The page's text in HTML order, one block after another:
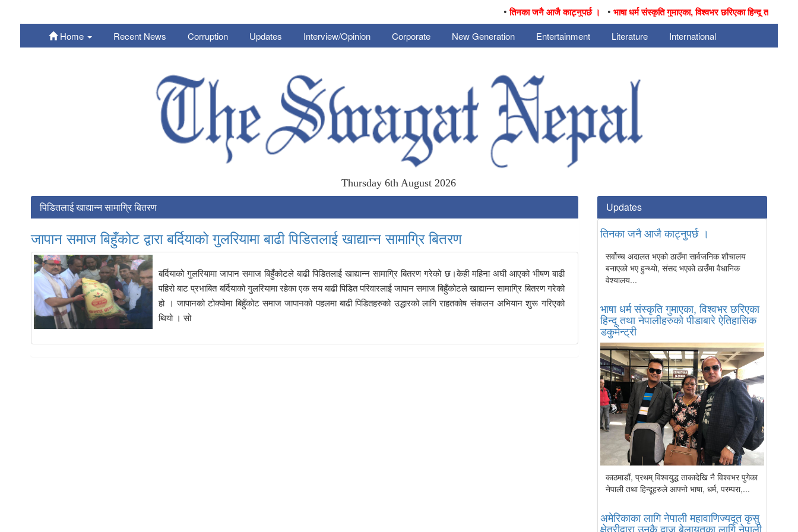
तिनका जनै आजै काट्नुपर्छ । • भाषा धर्म संस्कृति गुमाएका, विश्वभर छरिएका हिन्दू तथा
Home Recent News Corruption Updates Interview/Opinion Corporate New Generation Entertainment Literature
International
Thursday 6th August 2026
पिडितलाई खाद्यान्न सामाग्रि बितरण
जापान समाज बिहुँकोट द्वारा बर्दियाको गुलरियामा बाढी पिडितलाई खाद्यान्न सामाग्रि बितरण
बर्दियाको गुलरियामा जापान समाज बिहुँकोटले बाढी पिडितलाई खाद्यान्न सामाग्रि बितरण गरेको छ।केही महिना अघी आएको भीषण बाढी
पहिरो बाट प्रभाबित बर्दियाको गुलरियामा रहेका एक सय बाढी पिडित परिवारलाई जापान समाज बिहुँकोटले खाद्यान्न सामाग्रि बितरण गरेको
हो । जापानको टोक्योमा बिहुँकोट समाज जापानको पहलमा बाढी पिडितहरुको उद्धारको लागि राहतकोष संकलन अभियान शुरू गरिएको
थियो । सो
Updates
तिनका जनै आजै काट्नुपर्छ ।
सर्वोच्च अदालत भएको ठाउँमा सार्वजनिक शौचालय
बनाएको भए हुन्थ्यो, संसद भएको ठाउँमा वैधानिक
वेश्यालय...
भाषा धर्म संस्कृति गुमाएका, विश्वभर छरिएका
हिन्दू तथा नेपालीहरुको पीडाबारे ऐतिहासिक
डकुमेन्ट्री
काठमाडौं, प्रथम् विश्वयुद्ध ताकादेखि नै विश्वभर पुगेका
नेपाली तथा हिन्दूहरुले आफ्नो भाषा, धर्म, परम्परा,...
अमेरिकाका लागि नेपाली महावाणिज्यदूत कृसु
क्षेत्रीद्वारा उनकै दाजु बेलायतका लागि नेपाली